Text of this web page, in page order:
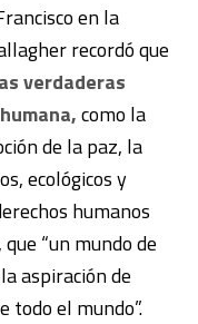
en la
recordó que
verdaderas
como la
de la paz, la
ecológicos y
humanos
“un mundo de
aspiración de
todo el mundo”.